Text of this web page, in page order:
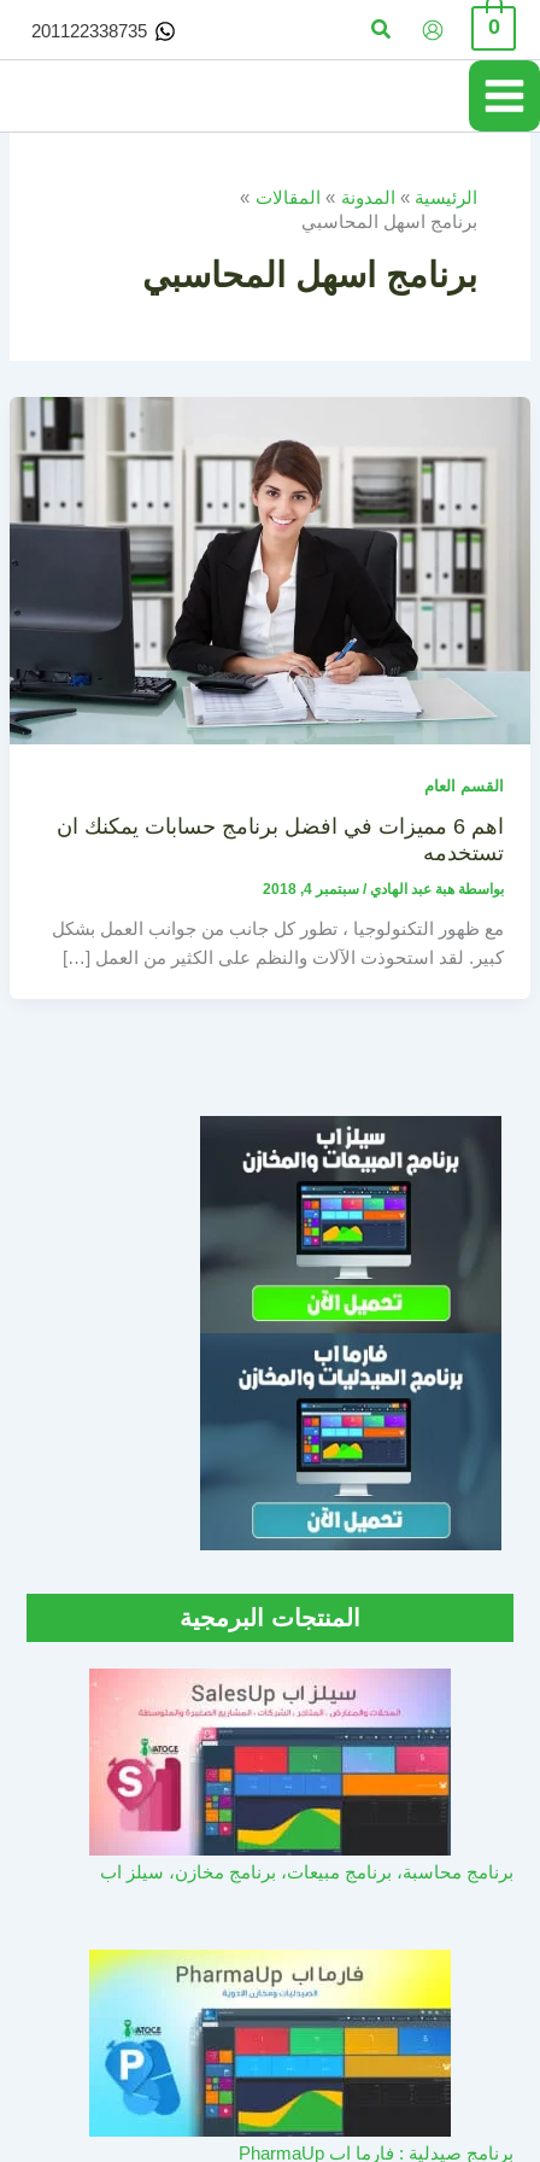
تخطي
المحتوى
0 البحث 201122338735
الرئيسية المدونة
المقالات
برنامج اسهل المحاسبي
برنامج اسهل المحاسبي
القسم العام
اهم 6 مميزات في افضل برنامج حسابات يمكنك ان
تستخدمه
بواسطة هبة عبد الهادي/ سبتمبر 4, 2018
مع ظهور التكنولوجيا ، تطور كل جانب من جوانب العمل بشكل
كبير. لقد استحوذت الآلات والنظم على الكثير من العمل […]
المنتجات البرمجية
برنامج محاسبة، برنامج مبيعات، برنامج مخازن، سيلز اب
برنامج صيدلية : فارما اب PharmaUp​